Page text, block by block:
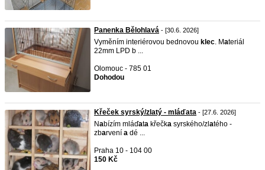
Panenka Bělohlavá - [30.6. 2026]
Vyměním interiérovou bednovou klec. Materiál
22mm LPD b ...
Olomouc - 785 01
Dohodou
Křeček syrský/zlatý - mláďata - [27.6. 2026]
Nabízím mláďata křečka syrského/zl atého -
zbarvení a dé ...
Praha 10 - 104 00
150 Kč